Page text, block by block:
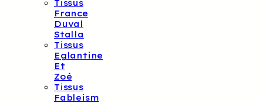
Tissus
France
Duval
Stalla
Tissus
Eglantine
Et
Zoé
Tissus
Fableism